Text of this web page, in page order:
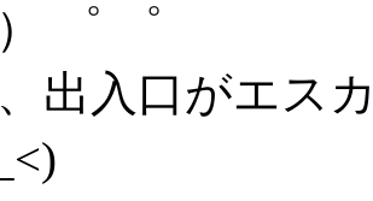
） ゜ ゜
出入口がエス